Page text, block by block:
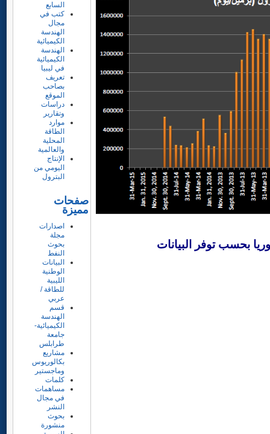
توفر البيانات
السابع
كتب في
مجال
الهندسة
الكيميائية
الهندسة
الكيميائية
في ليبيا
تعريف
بصاحب
الموقع
دراسات
وتقارير
موارد
الطاقة
المحلية
والعالمية
الإنتاج
اليومي من
البترول
صفحات
مميزة
اصدارات
مجلة
بحوث
النفط
البيانات
الوطنية
الليبية
للطاقة /
عربي
قسم
الهندسة
الكيميائية-
جامعة
طرابلس
مشاريع
بكالوريوس
وماجستير
كلمات
مساهمات
في مجال
النشر
بحوث
منشورة